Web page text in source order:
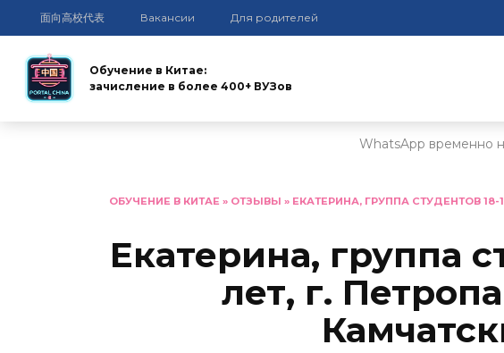
面向高校代表 Вакансии Для родителей
Обучение в Китае:
зачисление в более 400+ ВУЗов
WhatsApp временно
ОБУЧЕНИЕ В КИТАЕ » ОТЗЫВЫ » ЕКАТЕРИНА, ГРУППА СТУДЕНТОВ
Екатерина, группа
лет, г.